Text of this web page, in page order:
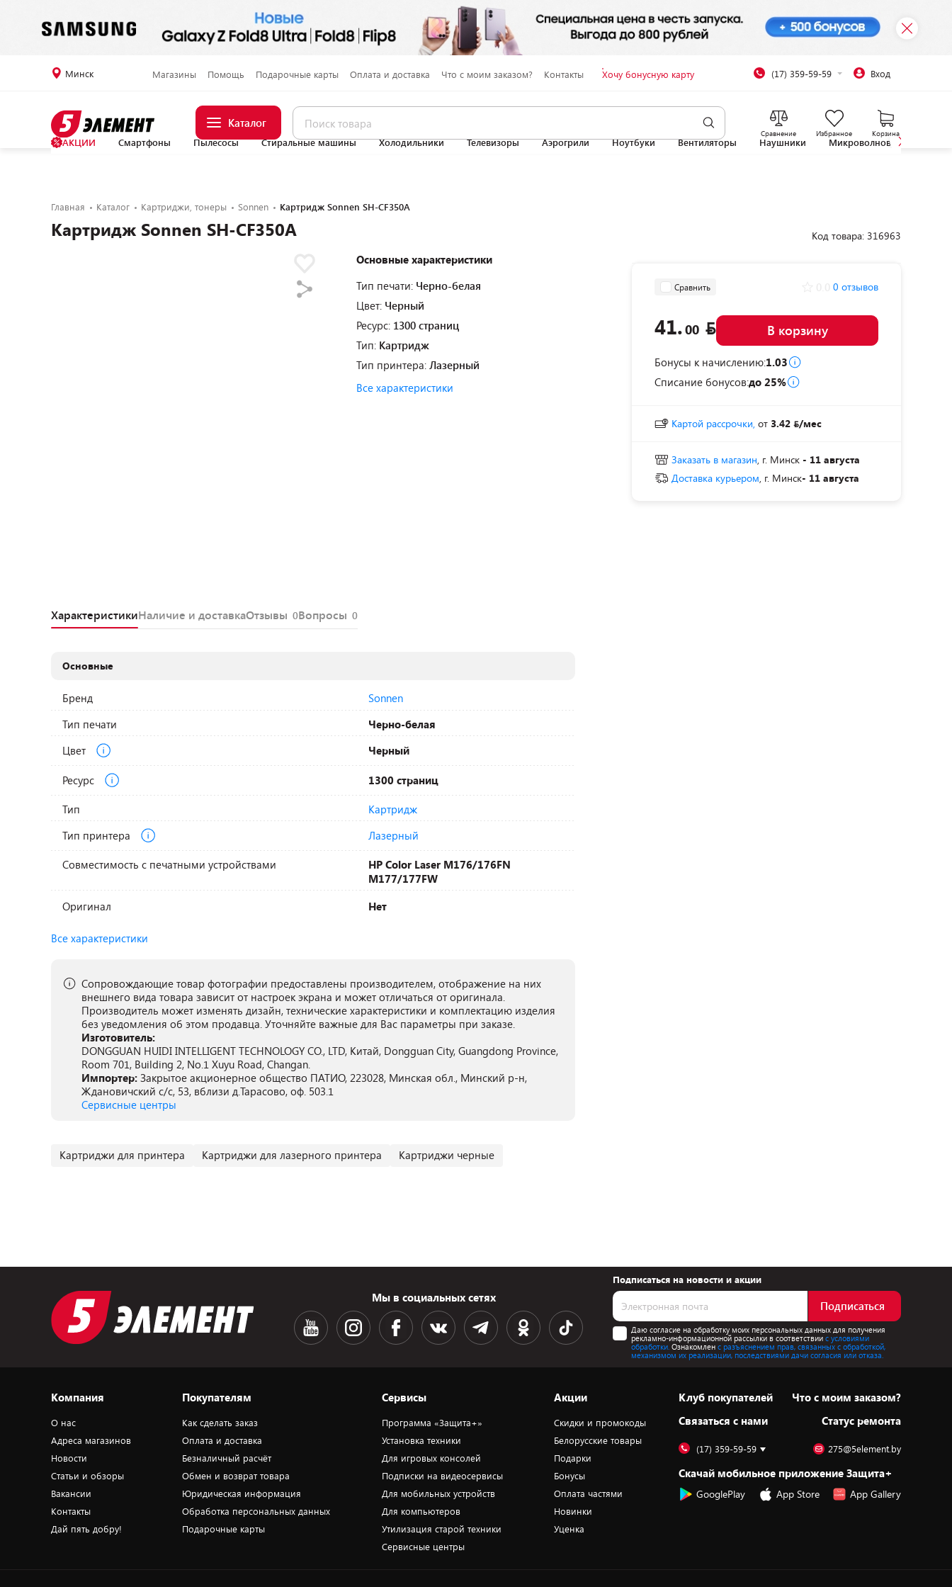
Минск Магазины Помощь Подарочные карты Оплата и доставка Что с моим заказом? Контакты Хочу бонусную карту (17) 359-59-59 Вход
Каталог
Сравнение Избранное Корзина
АКЦИИ Смартфоны Пылесосы Стиральные машины Холодильники Телевизоры Аэрогрили Ноутбуки Вентиляторы Наушники Микроволновые печи
Главная Каталог Картриджи, тонеры Sonnen Картридж Sonnen SH-CF350A
Картридж Sonnen SH-CF350A
Основные характеристики
Тип печати: Черно-белая
Цвет: Черный
Ресурс: 1300 страниц
Тип: Картридж
Тип принтера: Лазерный
Все характеристики
Код товара: 316963
Сравнить 0 отзывов
41.00 В корзину
Бонусы к начислению:1.03
Списание бонусов:до 25%
Картой рассрочки, от 3.42 /мес
Заказать в магазин, г. Минск - 11 августа
Доставка курьером, г. Минск- 11 августа
ХарактеристикиНаличие и доставкаОтзывы 0Вопросы 0
Основные
Бренд
Sonnen
Тип печати
Черно-белая
Цвет
Черный
Ресурс 1300 страниц
Тип
Картридж
Тип принтера
Лазерный
Совместимость с печатными устройствами
HP Color Laser M176/176FN
M177/177FW
Оригинал
Нет
Все характеристики
Сопровождающие товар фотографии предоставлены производителем, отображение на них
внешнего вида товара зависит от настроек экрана и может отличаться от оригинала.
Производитель может изменять дизайн, технические характеристики и комплектацию изделия
без уведомления об этом продавца. Уточняйте важные для Вас параметры при заказе.
Изготовитель:
DONGGUAN HUIDI INTELLIGENT TECHNOLOGY CO., LTD, Китай, Dongguan City, Guangdong Province,
Room 701, Building 2, No.1 Xuyu Road, Changan.
Импортер: Закрытое акционерное общество ПАТИО, 223028, Минская обл., Минский р-н,
Ждановичский с/с, 53, вблизи д.Тарасово, оф. 503.1
Сервисные центры
Картриджи для принтера Картриджи для лазерного принтера Картриджи черные
Мы в социальных сетях
Подписаться на новости и акции
Подписаться
Даю согласие на обработку моих персональных данных для получения
рекламно-информационной рассылки в соответствиис условиями
обработки. Ознакомлен с разъяснением прав, связанных с обработкой,
механизмом их реализации, последствиями дачи согласия или отказа.
Компания
О нас
Адреса магазинов
Новости
Статьи и обзоры
Вакансии
Контакты
Дай пять добру!
Покупателям
Как сделать заказ
Оплата и доставка
Безналичный расчёт
Обмен и возврат товара
Юридическая информация
Обработка персональных данных
Подарочные карты
Сервисы
Программа «Защита+»
Установка техники
Для игровых консолей
Подписки на видеосервисы
Для мобильных устройств
Для компьютеров
Утилизация старой техники
Сервисные центры
Акции
Скидки и промокоды
Белорусские товары
Подарки
Бонусы
Оплата частями
Новинки
Уценка
Клуб покупателей
Cвязаться с нами
Что с моим заказом?
Статус ремонта
(17) 359-59-59 275@5element.by
Скачай мобильное приложение Защита+
GooglePlay App Store App Gallery